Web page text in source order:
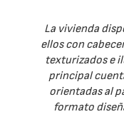
La vivienda
ellos con
texturizados e
principal
orientadas al
formato